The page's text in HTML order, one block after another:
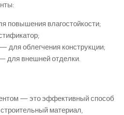
повышения влагостойкости;
— для облегчения конструкции;
для внешней отделки.
— это эффективный способ
материал,